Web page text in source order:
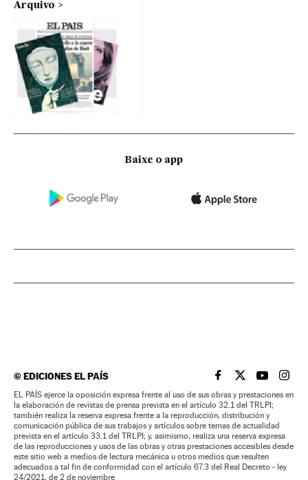
Arquivo
Baixe o app
©EDICIONES EL PAÍS EL PAÍS BRASIL EN
EL PAÍSEL PAÍS
EL
EL PAÍS ejerce la oposición expresa frente al uso de sus obras y prestaciones en
la elaboración de revistas de prensa prevista en el artículo 32.1 del TRLPI;
también realiza la reserva expresa frente a la reproducción, distribución y
comunicación pública de sus trabajos y artículos sobre temas de actualidad
prevista en el artículo 33.1 del TRLPI; y, asimismo, realiza una reserva expresa
de las reproducciones y usos de las obras y otras prestaciones accesibles desde
este sitio web a medios de lectura mecánica u otros medios que resulten
adecuados a tal fin de conformidad con el artículo 67.3 del Real Decreto - ley
24/2021, de 2 de noviembre